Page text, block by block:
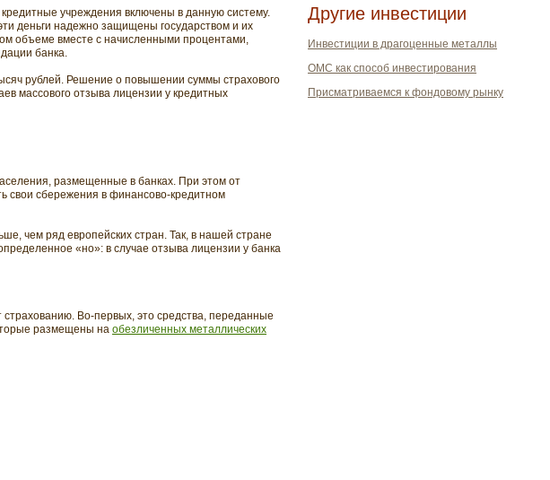
учреждения включены в данную систему.
деньги надежно защищены государством и их
объеме вместе с начисленными процентами,
банка.
рублей. Решение о повышении суммы страхового
массового отзыва лицензии у кредитных
размещенные в банках. При этом от
свои сбережения в финансово-кредитном
чем ряд европейских стран. Так, в нашей стране
«но»: в случае отзыва лицензии у банка
страхованию. Во-первых, это средства, переданные
размещены на обезличенных металлических
Другие инвестиции
Инвестиции в драгоценные металлы
ОМС как способ инвестирования
Присматриваемся к фондовому рынку